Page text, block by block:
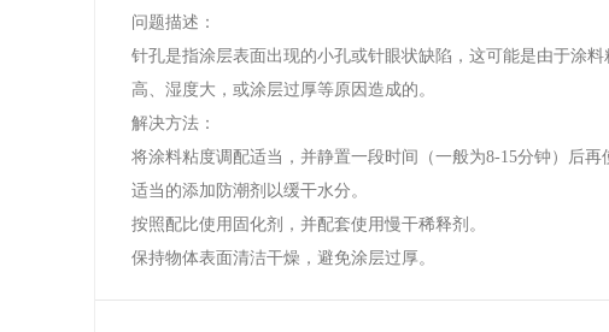
问题描述：
针孔是指涂层表面出现的小孔或针眼状缺陷，这可能是由于涂
高、湿度大，或涂层过厚等原因造成的。
解决方法：
将涂料粘度调配适当，并静置一段时间（一般为8-15分钟）后再
适当的添加防潮剂以缓干水分。
按照配比使用固化剂，并配套使用慢干稀释剂。
保持物体表面清洁干燥，避免涂层过厚。